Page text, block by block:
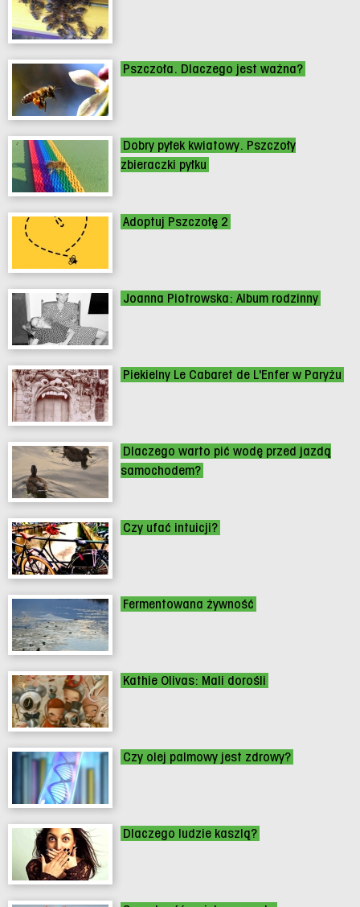
Pszczoła. Dlaczego jest ważna?
Dobry pyłek kwiatowy. Pszczoły
zbieraczki pyłku
Adoptuj Pszczołę 2
Joanna Piotrowska: Album rodzinny
Piekielny Le Cabaret de L'Enfer w Paryżu
Dlaczego warto pić wodę przed jazdą
samochodem?
Czy ufać intuicji?
Fermentowana żywność
Kathie Olivas: Mali dorośli
Czy olej palmowy jest zdrowy?
Dlaczego ludzie kaszlą?